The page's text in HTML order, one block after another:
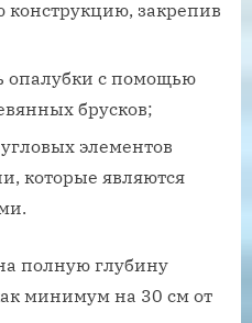
конструкцию, закрепив
опалубки с помощью
брусков;
элементов
которые являются